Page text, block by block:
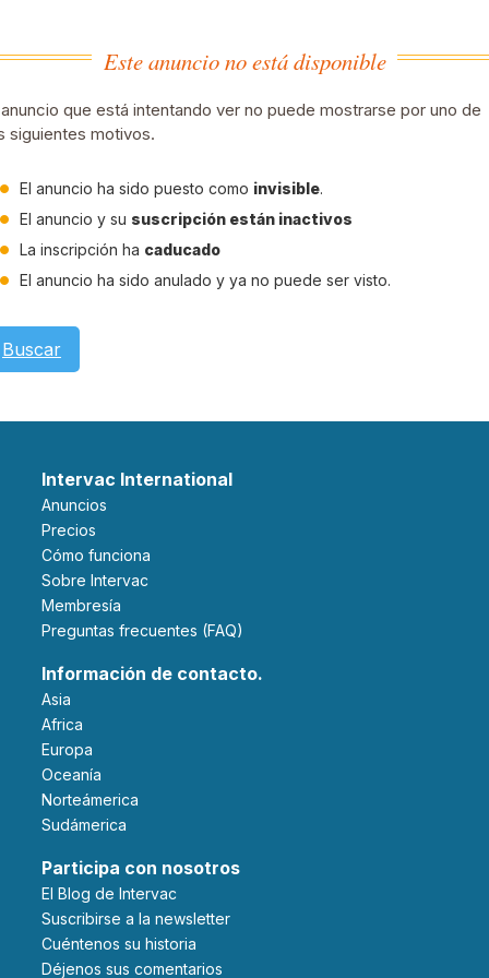
Este anuncio no está disponible
que está intentando ver no puede mostrarse por uno de
siguientes motivos.
El anuncio ha sido puesto como invisible.
El anuncio y su suscripción están inactivos
La inscripción ha caducado
El anuncio ha sido anulado y ya no puede ser visto.
Buscar
Intervac International
Anuncios
Precios
Cómo funciona
Sobre Intervac
Membresía
Preguntas frecuentes (FAQ)
Información de contacto.
Asia
Africa
Europa
Oceanía
Norteámerica
Sudámerica
Participa con nosotros
El Blog de Intervac
Suscribirse a la newsletter
Cuéntenos su historia
Déjenos sus comentarios